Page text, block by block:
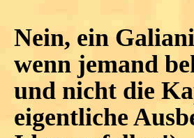
Nein, ein
wenn jemand
und nicht die
eigentliche